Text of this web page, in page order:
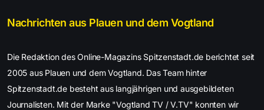
Nachrichten aus Plauen und dem Vogtland
Die Redaktion des Online-Magazins Spitzenstadt.de berichtet seit
2005 aus Plauen und dem Vogtland. Das Team hinter
Spitzenstadt.de besteht aus langjährigen und ausgebildeten
Journalisten. Mit der Marke "Vogtland TV / V.TV" konnten wir